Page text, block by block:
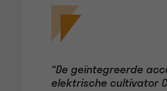
“De geïntegreerde
elektrische cultivator